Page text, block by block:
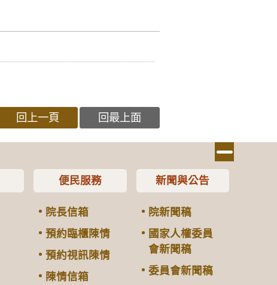
回上一頁 回最上面
便民服務
院長信箱
預約臨櫃陳情
預約視訊陳情
陳情信箱
新聞與公告
院新聞稿
國家人權委員
會新聞稿
委員會新聞稿